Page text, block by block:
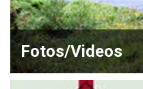
Fotos/Videos